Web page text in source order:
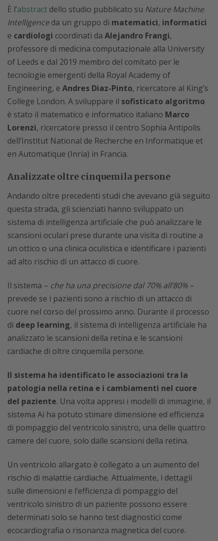
È l’abstract dello studio pubblicato su Nature Machine
Intelligenceda un gruppo di matematici, informatici
e cardiologi coordinati da Alejandro Frangi,
professore di medicina computazionale alla University
of Leeds e dal 2019 membro del comitato per le
tecnologie emergenti della Royal Academy of
Engineering, e Andres Diaz-Pinto, ricercatore al King’s
College London. A sviluppare il sofisticato algoritmo
è stato il matematico e informatico italiano Marco
Lorenzi, ricercatore presso il centro Sophia Antipolis
dell’Institut National de Recherche en Informatique et
en Automatique (Inria) in Francia.
Analizzate oltre cinquemila persone
Andando oltre precedenti studi che avevano già seguito
questa strada, gli scienziati hanno sviluppato un
sistema di intelligenza artificiale che può analizzare le
scansioni oculari prese durante una visita di routine a
un ottico o una clinica oculistica e identificare i pazienti
ad alto rischio di un attacco di cuore.
Il sistema – che ha una precisione dal 70% all’80%–
prevede se i pazienti sono a rischio di un attacco di
cuore nel corso del prossimo anno. Durante il processo
di deep learning, il sistema di intelligenza artificiale ha
analizzato le scansioni della retina e le scansioni
cardiache di oltre cinquemila persone.
Il sistema ha identificato le associazioni tra la
patologia nella retina e i cambiamenti nel cuore
del paziente. Una volta appresi i modelli di immagine, il
sistema Ai ha potuto stimare dimensione ed efficienza
di pompaggio del ventricolo sinistro, una delle quattro
camere del cuore, solo dalle scansioni della retina.
Un ventricolo allargato è collegato a un aumento del
rischio di malattie cardiache. Attualmente, i dettagli
sulle dimensioni e l’efficienza di pompaggio del
ventricolo sinistro di un paziente possono essere
determinati solo se hanno test diagnostici come
ecocardiografia o risonanza magnetica del cuore.